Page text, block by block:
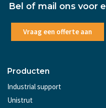
Bel of mail ons voor
Vraag een offerte aan
Producten
Industrial support
Unistrut